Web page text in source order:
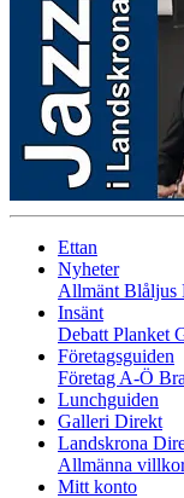
Ettan
Nyheter
Allmänt Blåljus
Insänt
Debatt Planket
Företagsguiden
Företag A-Ö
Lunchguiden
Galleri Direkt
Landskrona
Allmänna
Mitt konto